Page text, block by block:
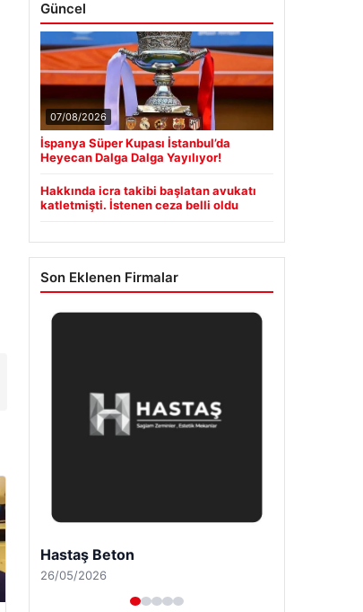
Güncel
07/08/2026
İspanya Süper Kupası İstanbul’da
Heyecan Dalga Dalga Yayılıyor!
Hakkında icra takibi başlatan avukatı
katletmişti. İstenen ceza belli oldu
Son Eklenen Firmalar
Hastaş Beton
26/05/2026